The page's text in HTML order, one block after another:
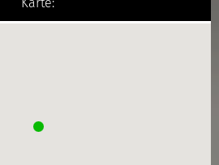
Karte: